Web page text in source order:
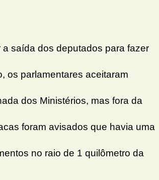
saída dos deputados para fazer
os parlamentares aceitaram
dos Ministérios, mas fora da
foram avisados que havia uma
no raio de 1 quilômetro da